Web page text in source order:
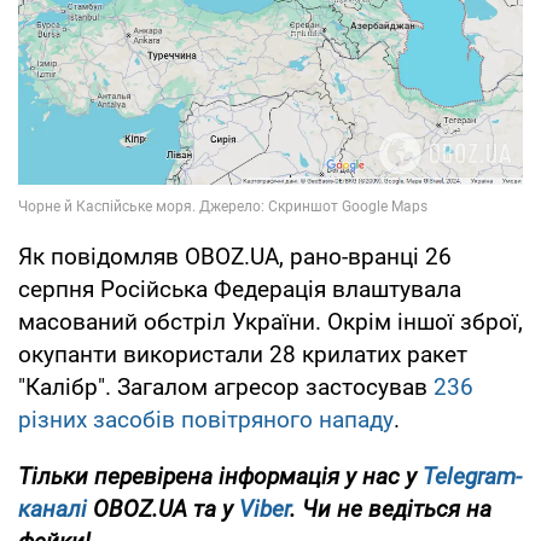
Як повідомляв OBOZ.UA, рано-вранці 26
серпня Російська Федерація влаштувала
масований обстріл України. Окрім іншої зброї,
окупанти використали 28 крилатих ракет
"Калібр". Загалом агресор застосував 236
різних засобів повітряного нападу.
Тільки перевірена інформація у нас уTelegram-
каналіOBOZ.UA та уViber. Чи не ведіться на